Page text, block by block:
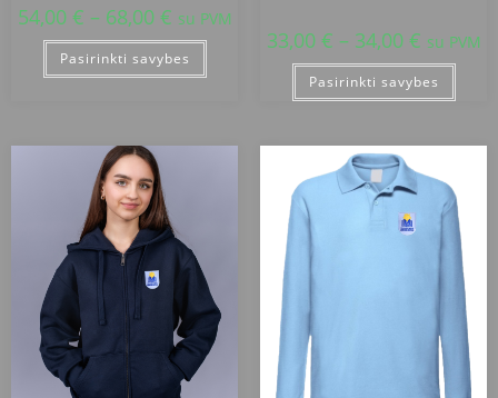
54,00 € – 68,00 € su PVM
Pasirinkti savybes
33,00 € – 34,00 € su PVM
Pasirinkti savybes